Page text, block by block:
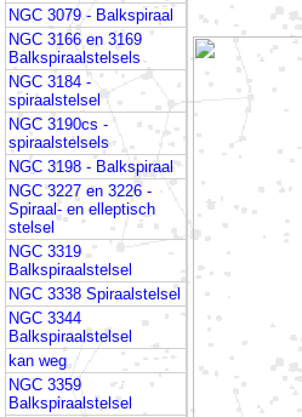
NGC 3079 - Balkspiraal
NGC 3166 en 3169
Balkspiraalstelsels
NGC 3184 -
spiraalstelsel
NGC 3190cs -
spiraalstelsels
NGC 3198 - Balkspiraal
NGC 3227 en 3226 -
Spiraal- en elleptisch
stelsel
NGC 3319
Balkspiraalstelsel
NGC 3338 Spiraalstelsel
NGC 3344
Balkspiraalstelsel
kan weg
NGC 3359
Balkspiraalstelsel